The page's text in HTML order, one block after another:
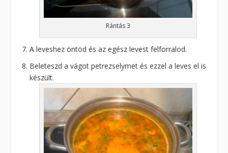
Rántás 3
A leveshez öntöd és az egész levest felforralod.
Beleteszd a vágot petrezselymet és ezzel a leves el is
készült.